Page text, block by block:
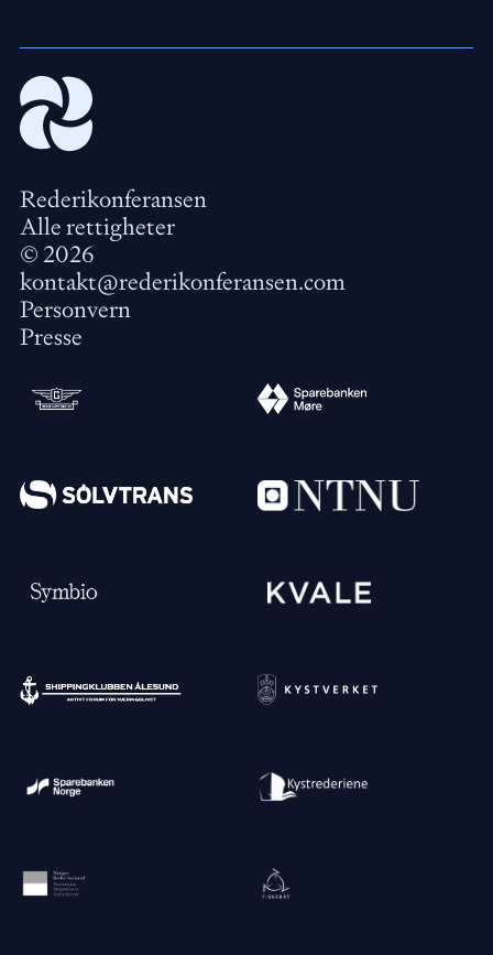
Rederikonferansen
Alle rettigheter
©2026
kontakt@rederikonferansen.com
Personvern
Presse